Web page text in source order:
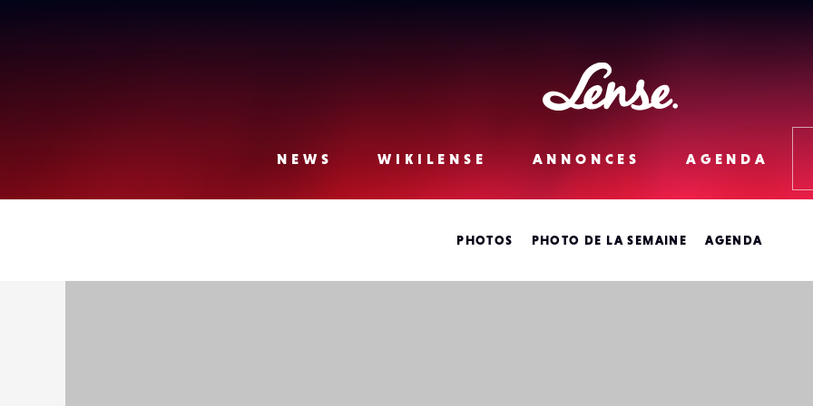
Lense
NEWS WIKILENSE ANNONCES AGENDA
PHOTOS PHOTO DE LA SEMAINE AGENDA